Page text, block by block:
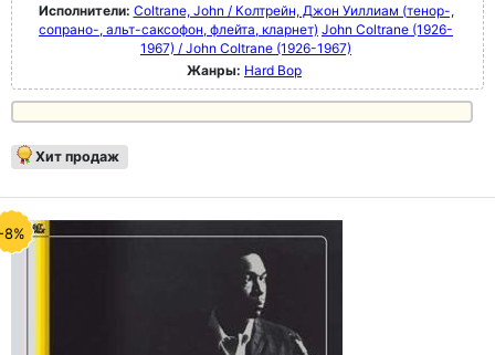
Исполнители: Coltrane, John / Колтрейн, Джон Уиллиам (тенор-,
сопрано-, альт-саксофон, флейта, кларнет) John Coltrane (1926-
1967) / John Coltrane (1926-1967)
Жанры: Hard Bop
Хит продаж
8%